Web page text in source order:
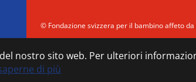
nostro sito web. Per ulteriori
di più
© Fondazione svizzera per il bambino affeto